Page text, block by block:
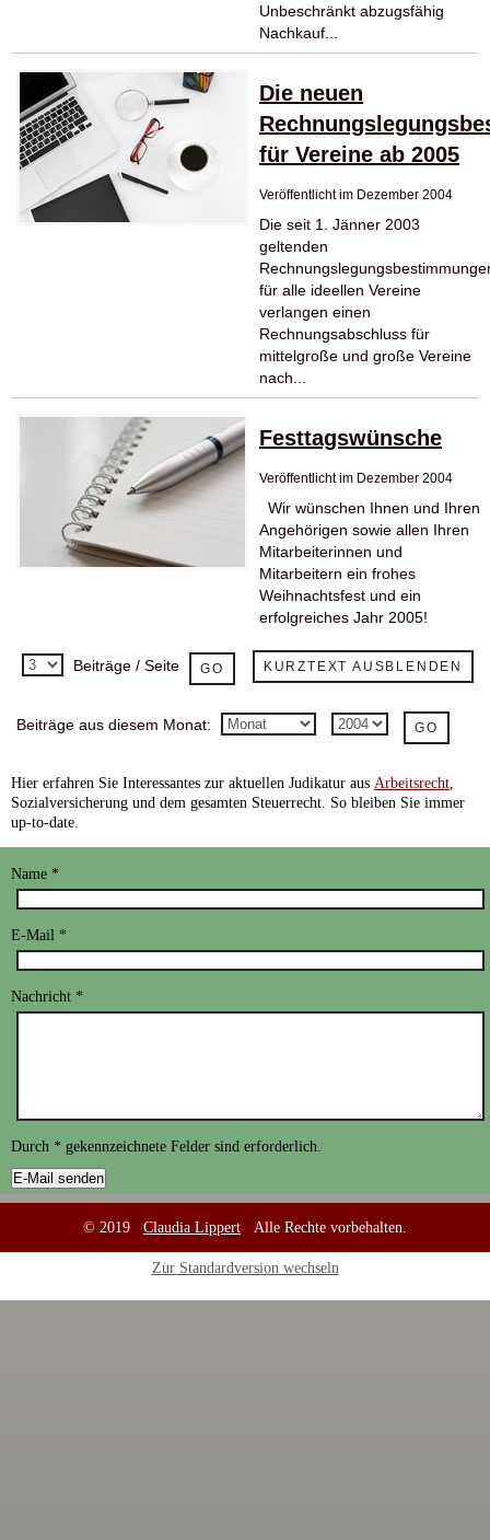
Unbeschränkt abzugsfähig
Nachkauf...
Die neuen
für Vereine ab 2005
Veröffentlicht im Dezember 2004
Die seit 1. Jänner 2003
geltenden
für alle ideellen Vereine
verlangen einen
Rechnungsabschluss für
mittelgroße und große Vereine
nach...
Festtagswünsche
Veröffentlicht im Dezember 2004
Wir wünschen Ihnen und Ihren
Angehörigen sowie allen Ihren
Mitarbeiterinnen und
Mitarbeitern ein frohes
Weihnachtsfest und ein
erfolgreiches Jahr 2005!
Beiträge / Seite KURZTEXT AUSBLENDEN
Beiträge aus diesem Monat:
Hier erfahren Sie Interessantes zur aktuellen Judikatur aus Arbeitsrecht,
Sozialversicherung und dem gesamten Steuerrecht. So bleiben Sie immer
up-to-date.
Name *
E-Mail *
Nachricht *
Durch * gekennzeichnete Felder sind erforderlich.
© 2019 Claudia Lippert Alle Rechte vorbehalten.
Zur Standardversion wechseln